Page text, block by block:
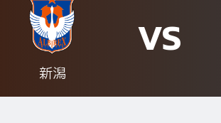
新潟
VS